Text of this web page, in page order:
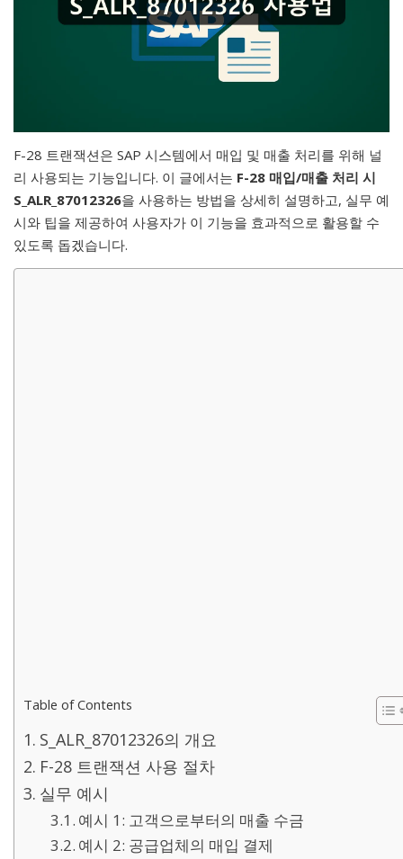
F-28 트랜잭션은 SAP 시스템에서 매입 및 매출 처리를 위해 널
리 사용되는 기능입니다. 이 글에서는 F-28 매입/매출 처리 시
S_ALR_87012326을 사용하는 방법을 상세히 설명하고, 실무 예
시와 팁을 제공하여 사용자가 이 기능을 효과적으로 활용할 수
있도록 돕겠습니다.
Table of Contents
S_ALR_87012326의 개요
F-28 트랜잭션 사용 절차
실무 예시
예시 1: 고객으로부터의 매출 수금
예시 2: 공급업체의 매입 결제